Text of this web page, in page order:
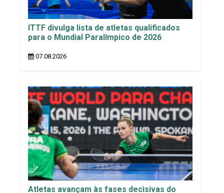
ITTF divulga lista de atletas qualificados
para o Mundial Paralímpico de 2026
07.08.2026
Atletas avançam às fases decisivas do